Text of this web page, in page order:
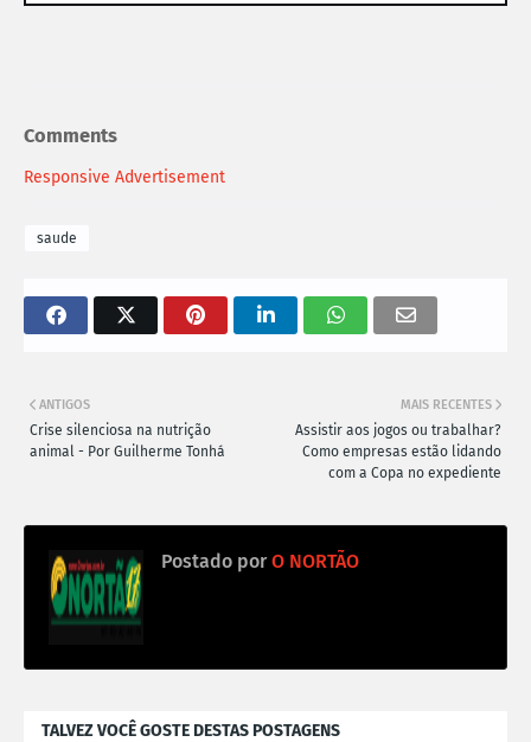
Comments
Responsive Advertisement
saude
MAIS RECENTES
Assistir aos jogos ou trabalhar?
Como empresas estão lidando
com a Copa no expediente
ANTIGOS
Crise silenciosa na nutrição
animal - Por Guilherme Tonhá
Postado por O NORTÃO
TALVEZ VOCÊ GOSTE DESTAS POSTAGENS